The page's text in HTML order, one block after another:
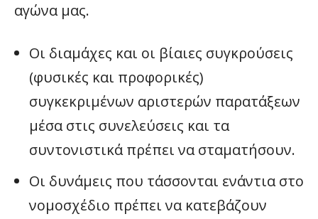
αγώνα μας.
Οι διαμάχες και οι βίαιες συγκρούσεις
(φυσικές και προφορικές)
συγκεκριμένων αριστερών παρατάξεων
μέσα στις συνελεύσεις και τα
συντονιστικά πρέπει να σταματήσουν.
Οι δυνάμεις που τάσσονται ενάντια στο
νομοσχέδιο πρέπει να κατεβάζουν